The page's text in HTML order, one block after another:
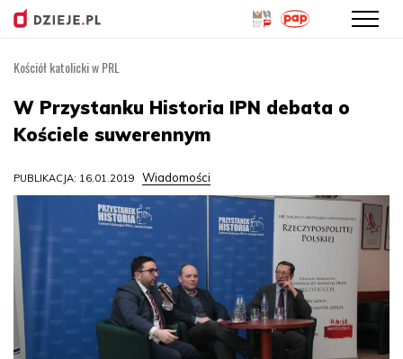
treści
Kościół katolicki w PRL
W Przystanku Historia IPN debata o
Kościele suwerennym
PUBLIKACJA: 16.01.2019 Wiadomości